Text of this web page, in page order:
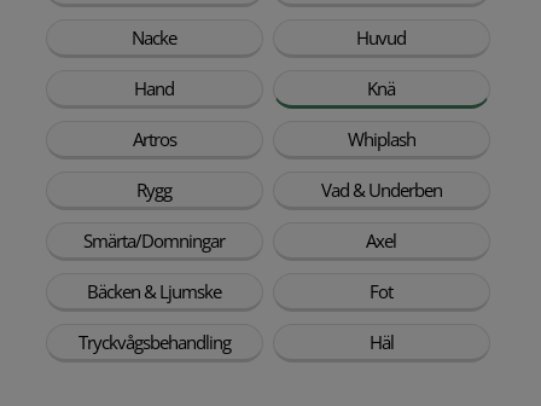
Nacke Huvud
Hand Knä
Artros Whiplash
Rygg Vad & Underben
Smärta/Domningar Axel
Bäcken & Ljumske Fot
Tryckvågsbehandling Häl